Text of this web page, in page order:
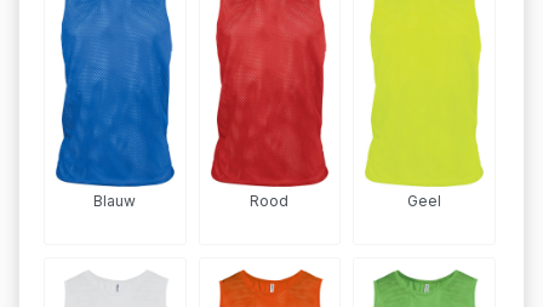
Blauw Rood Geel